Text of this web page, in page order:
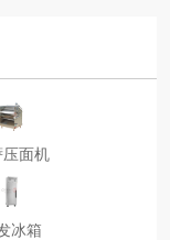
面机
冰箱